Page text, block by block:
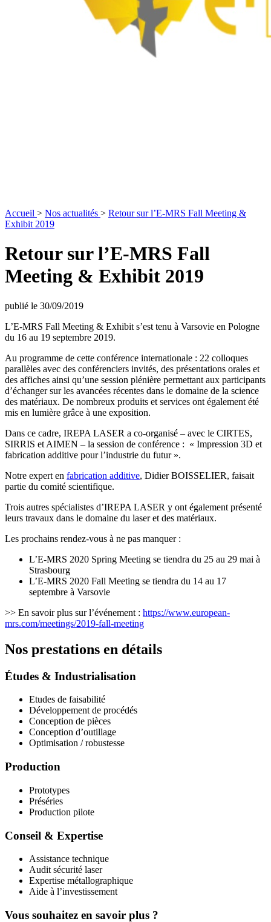
Accueil > Nos actualités > Retour sur l’E-MRS Fall Meeting &
Exhibit 2019
Retour sur l’E-MRS Fall
Meeting & Exhibit 2019
publié le 30/09/2019
L’E-MRS Fall Meeting & Exhibit s’est tenu à Varsovie en Pologne
du 16 au 19 septembre 2019.
Au programme de cette conférence internationale : 22 colloques
parallèles avec des conférenciers invités, des présentations orales et
des affiches ainsi qu’une session plénière permettant aux participants
d’échanger sur les avancées récentes dans le domaine de la science
des matériaux. De nombreux produits et services ont également été
mis en lumière grâce à une exposition.
Dans ce cadre, IREPA LASER a co-organisé – avec le CIRTES,
SIRRIS et AIMEN – la session de conférence : « Impression 3D et
fabrication additive pour l’industrie du futur ».
Notre expert en fabrication additive, Didier BOISSELIER, faisait
partie du comité scientifique.
Trois autres spécialistes d’IREPA LASER y ont également présenté
leurs travaux dans le domaine du laser et des matériaux.
Les prochains rendez-vous à ne pas manquer :
L’E-MRS 2020 Spring Meeting se tiendra du 25 au 29 mai à
Strasbourg
L’E-MRS 2020 Fall Meeting se tiendra du 14 au 17
septembre à Varsovie
>> En savoir plus sur l’événement : https://www.european-
mrs.com/meetings/2019-fall-meeting
Nos prestations en détails
Études & Industrialisation
Etudes de faisabilité
Développement de procédés
Conception de pièces
Conception d’outillage
Optimisation / robustesse
Production
Prototypes
Préséries
Production pilote
Conseil & Expertise
Assistance technique
Audit sécurité laser
Expertise métallographique
Aide à l’investissement
Vous souhaitez en savoir plus ?